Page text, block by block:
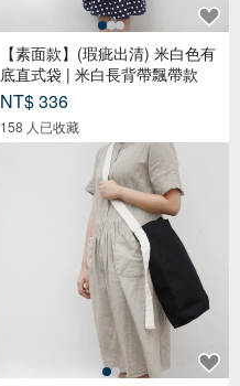
【素面款】(瑕疵出清) 米白色有
底直式袋 | 米白長背帶飄帶款
NT$ 336
158 人已收藏